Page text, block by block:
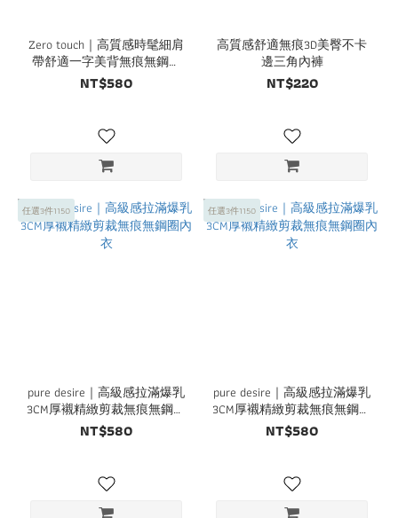
Zero touch｜高質感時髦細肩
帶舒適一字美背無痕無鋼圈
內衣
NT$580
高質感舒適無痕3D美臀不卡
邊三角內褲
NT$220
任選3件1150
pure desire｜高級感拉滿爆乳
3CM厚襯精緻剪裁無痕無鋼圈
內衣
NT$580
任選3件1150
pure desire｜高級感拉滿爆乳
3CM厚襯精緻剪裁無痕無鋼圈
內衣
NT$580